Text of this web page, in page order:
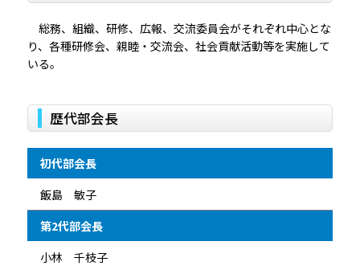
総務、組織、研修、広報、交流委員会がそれぞれ中心とな
り、各種研修会、親睦・交流会、社会貢献活動等を実施して
いる。
歴代部会長
初代部会長
飯島 敏子
第2代部会長
小林 千枝子